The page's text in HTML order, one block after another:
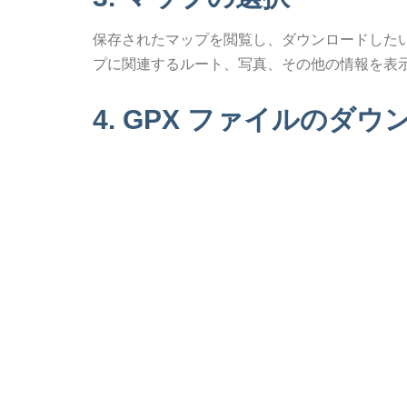
保存されたマップを閲覧し、ダウンロードした
プに関連するルート、写真、その他の情報を表
4. GPX ファイルのダウ